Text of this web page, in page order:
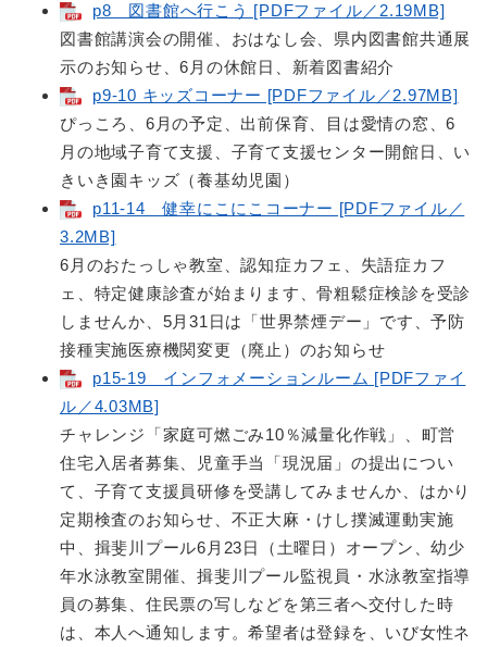
p8 図書館へ行こう [PDFファイル／2.19MB]
図書館講演会の開催、おはなし会、県内図書館共通展
示のお知らせ、6月の休館日、新着図書紹介
p9-10 キッズコーナー [PDFファイル／2.97MB]
ぴっころ、6月の予定、出前保育、目は愛情の窓、6
月の地域子育て支援、子育て支援センター開館日、い
きいき園キッズ（養基幼児園）
p11-14 健幸にこにこコーナー [PDFファイル／
3.2MB]
6月のおたっしゃ教室、認知症カフェ、失語症カフ
ェ、特定健康診査が始まります、骨粗鬆症検診を受診
しませんか、5月31日は「世界禁煙デー」です、予防
接種実施医療機関変更（廃止）のお知らせ
p15-19 インフォメーションルーム [PDFファイ
ル／4.03MB]
チャレンジ「家庭可燃ごみ10％減量化作戦」、町営
住宅入居者募集、児童手当「現況届」の提出につい
て、子育て支援員研修を受講してみませんか、はかり
定期検査のお知らせ、不正大麻・けし撲滅運動実施
中、揖斐川プール6月23日（土曜日）オープン、幼少
年水泳教室開催、揖斐川プール監視員・水泳教室指導
員の募集、住民票の写しなどを第三者へ交付した時
は、本人へ通知します。希望者は登録を、いび女性ネ